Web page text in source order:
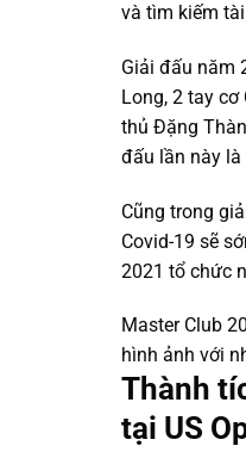
và tìm kiếm
Giải đấu năm
Long, 2 tay
thủ Đặng
đấu lần này
Cũng trong
Covid-19 sẽ
2021 tổ chức
Master Club
hình ảnh với
Thành
tại US